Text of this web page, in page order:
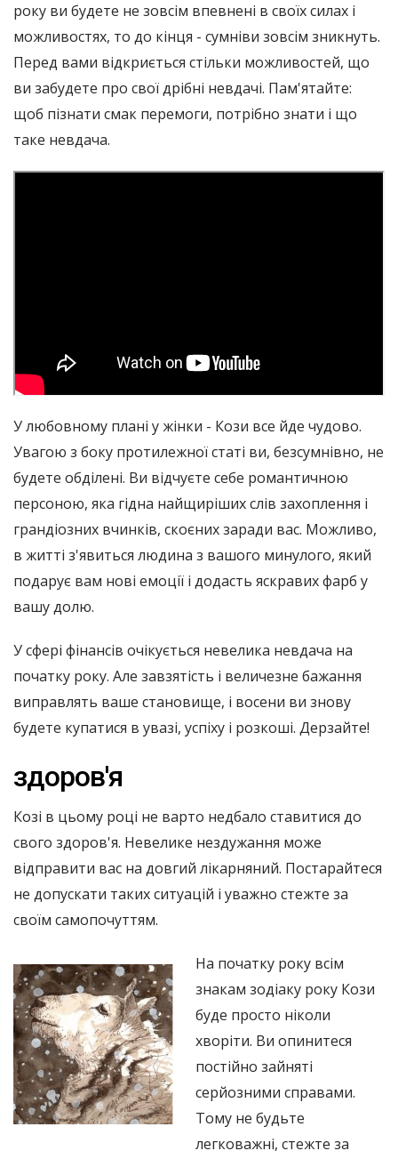
року ви будете не зовсім впевнені в своїх силах і
можливостях, то до кінця - сумніви зовсім зникнуть.
Перед вами відкриється стільки можливостей, що
ви забудете про свої дрібні невдачі. Пам'ятайте:
щоб пізнати смак перемоги, потрібно знати і що
таке невдача.
У любовному плані у жінки - Кози все йде чудово.
Увагою з боку протилежної статі ви, безсумнівно, не
будете обділені. Ви відчуєте себе романтичною
персоною, яка гідна найщиріших слів захоплення і
грандіозних вчинків, скоєних заради вас. Можливо,
в житті з'явиться людина з вашого минулого, який
подарує вам нові емоції і додасть яскравих фарб у
вашу долю.
У сфері фінансів очікується невелика невдача на
початку року. Але завзятість і величезне бажання
виправлять ваше становище, і восени ви знову
будете купатися в увазі, успіху і розкоші. Дерзайте!
здоров'я
Козі в цьому році не варто недбало ставитися до
свого здоров'я. Невелике нездужання може
відправити вас на довгий лікарняний. Постарайтеся
не допускати таких ситуацій і уважно стежте за
своїм самопочуттям.
На початку року всім
знакам зодіаку року Кози
буде просто ніколи
хворіти. Ви опинитеся
постійно зайняті
серйозними справами.
Тому не будьте
легковажні, стежте за